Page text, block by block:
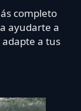
completo
ayudarte a
a tus